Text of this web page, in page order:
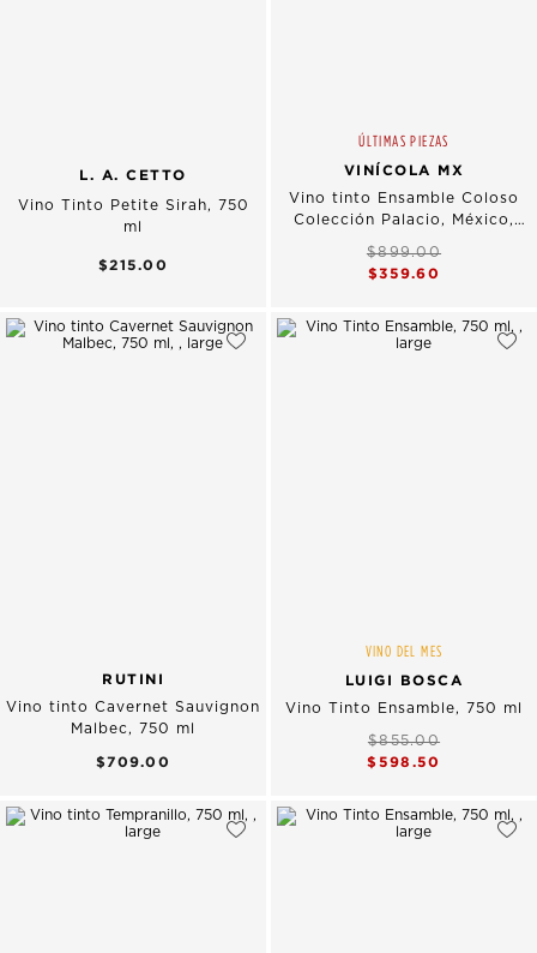
L. A. CETTO
Vino Tinto Petite Sirah, 750
ml
$215.00
ÚLTIMAS PIEZAS
VINÍCOLA MX
Vino tinto Ensamble Coloso
Colección Palacio, México,
$899.00
$359.60
RUTINI
Vino tinto Cavernet Sauvignon
Malbec, 750 ml
$709.00
VINO DEL MES
LUIGI BOSCA
Vino Tinto Ensamble, 750 ml
$855.00
$598.50